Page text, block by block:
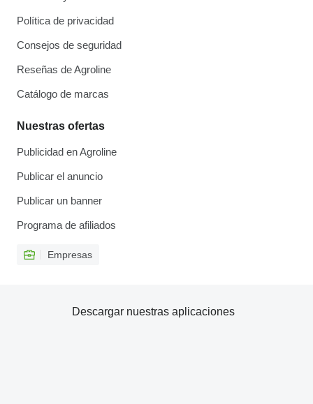
Política de privacidad
Consejos de seguridad
Reseñas de Agroline
Catálogo de marcas
Nuestras ofertas
Publicidad en Agroline
Publicar el anuncio
Publicar un banner
Programa de afiliados
Empresas
Descargar nuestras aplicaciones